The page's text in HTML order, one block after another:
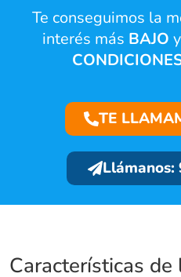
Te conseguimos la
interés más BAJO
TE
Llámanos:
Características